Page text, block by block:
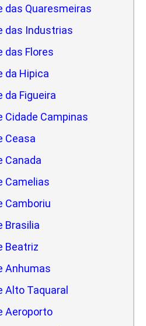
das Quaresmeiras
das Industrias
das Flores
da Hipica
da Figueira
Cidade Campinas
Ceasa
Canada
Camelias
Camboriu
Brasilia
Beatriz
Anhumas
Alto Taquaral
Aeroporto